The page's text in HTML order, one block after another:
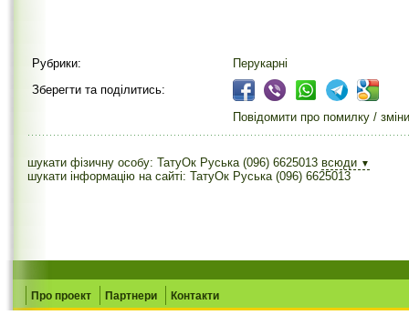
Рубрики:
Перукарні
Зберегти та поділитись:
Повідомити про помилку / зміни
шукати фізичну особу: ТатуОк Руська (096) 6625013 всюди ▼
шукати інформацію на сайті: ТатуОк Руська (096) 6625013
Про проект Партнери Контакти